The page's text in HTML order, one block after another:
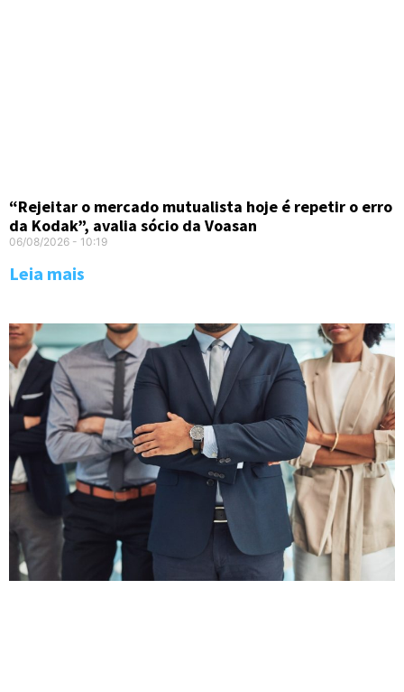
“Rejeitar o mercado mutualista hoje é repetir o erro
da Kodak”, avalia sócio da Voasan
06/08/2026 10:19
Leia mais